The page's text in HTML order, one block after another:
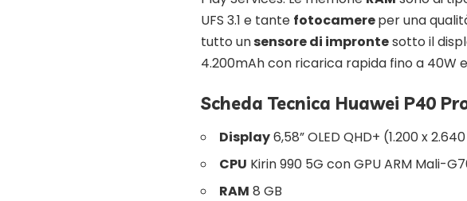
UFS 3.1 e tante fotocamereper una
tutto unsensore di improntesotto il
4.200mAh con ricarica rapida fino a 40W
Scheda Tecnica Huawei P40
Display6,58” OLED QHD+ (1.200 x
CPU Kirin 990 5G con GPU ARM Mali-
RAM 8 GB